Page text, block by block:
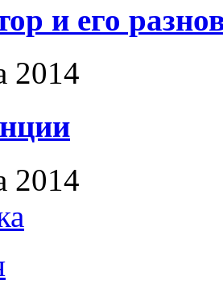
и его
2014
2014